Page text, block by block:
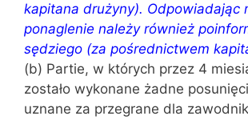
kapitana drużyny). Odpowiadając
ponaglenie należy również
sędziego (za pośrednictwem
(b) Partie, w których przez 4
zostało wykonane żadne
uznane za przegrane dla